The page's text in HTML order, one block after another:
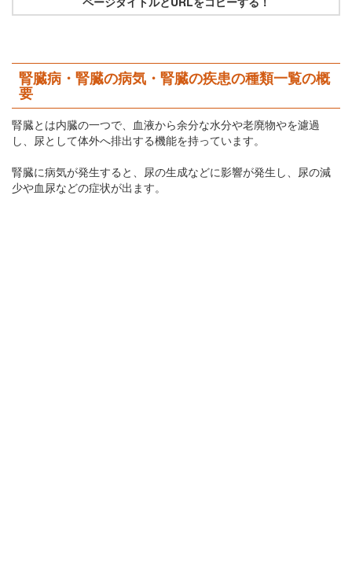
腎臓病・腎臓の病気・腎臓の疾患の種類一覧の概
要
腎臓とは内臓の一つで、血液から余分な水分や老廃物やを濾過
し、尿として体外へ排出する機能を持っています。
腎臓に病気が発生すると、尿の生成などに影響が発生し、尿の減
少や血尿などの症状が出ます。